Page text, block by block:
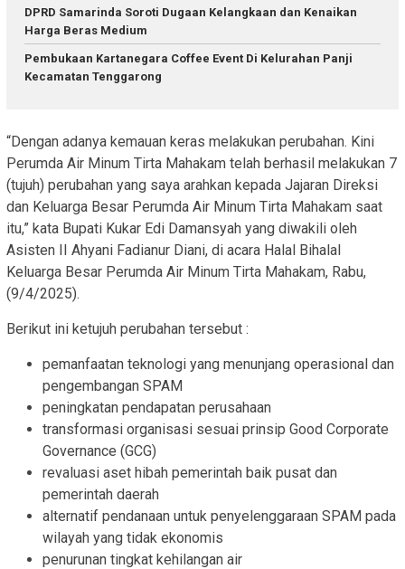
DPRD Samarinda Soroti Dugaan Kelangkaan dan Kenaikan
Harga Beras Medium
Pembukaan Kartanegara Coffee Event Di Kelurahan Panji
Kecamatan Tenggarong
“Dengan adanya kemauan keras melakukan perubahan. Kini
Perumda Air Minum Tirta Mahakam telah berhasil melakukan 7
(tujuh) perubahan yang saya arahkan kepada Jajaran Direksi
dan Keluarga Besar Perumda Air Minum Tirta Mahakam saat
itu,” kata Bupati Kukar Edi Damansyah yang diwakili oleh
Asisten II Ahyani Fadianur Diani, di acara Halal Bihalal
Keluarga Besar Perumda Air Minum Tirta Mahakam, Rabu,
(9/4/2025).
Berikut ini ketujuh perubahan tersebut :
pemanfaatan teknologi yang menunjang operasional dan
pengembangan SPAM
peningkatan pendapatan perusahaan
transformasi organisasi sesuai prinsip Good Corporate
Governance (GCG)
revaluasi aset hibah pemerintah baik pusat dan
pemerintah daerah
alternatif pendanaan untuk penyelenggaraan SPAM pada
wilayah yang tidak ekonomis
penurunan tingkat kehilangan air